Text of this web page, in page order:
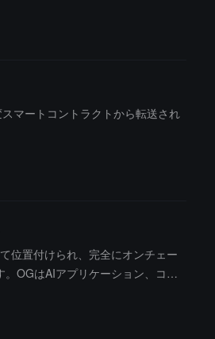
が難しいと考えており、AI に基
マートコントラクトから転送され
位置付けられ、完全にオンチェー
OGはAIアプリケーション、コミ
で、新しい世代のオンチェーン